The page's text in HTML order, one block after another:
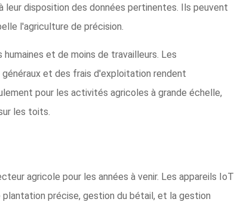
disposition des données pertinentes. Ils peuvent
l'agriculture de précision.
et de moins de travailleurs. Les
et des frais d'exploitation rendent
pour les activités agricoles à grande échelle,
les toits.
agricole pour les années à venir. Les appareils IoT
précise, gestion du bétail, et la gestion